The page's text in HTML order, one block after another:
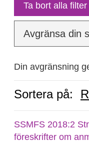
Ta bort alla filter
Avgränsa din
Din avgränsning
Sortera på:
SSMFS 2018:2
föreskrifter om